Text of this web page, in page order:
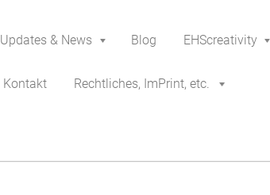
Updates & News Blog EHScreativity
Kontakt Rechtliches, ImPrint, etc.